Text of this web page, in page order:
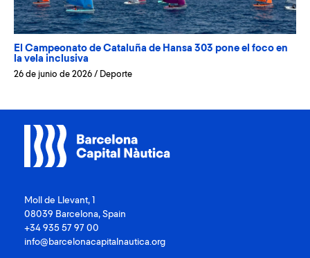
El Campeonato de Cataluña de Hansa 303 pone el foco en
la vela inclusiva
26 de junio de 2026 / Deporte
Moll de Llevant, 1
08039 Barcelona, Spain
+34 935 57 97 00
info@barcelonacapitalnautica.org